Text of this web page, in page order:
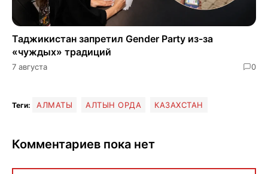
Таджикистан запретил Gender Party из-за
«чуждых» традиций
7 августа 0
Теги: АЛМАТЫ АЛТЫН ОРДА КАЗАХСТАН
Комментариев пока нет